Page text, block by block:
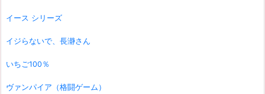
イース シリーズ
イジらないで、長瀞さん
いちご100％
ヴァンパイア（格闘ゲーム）